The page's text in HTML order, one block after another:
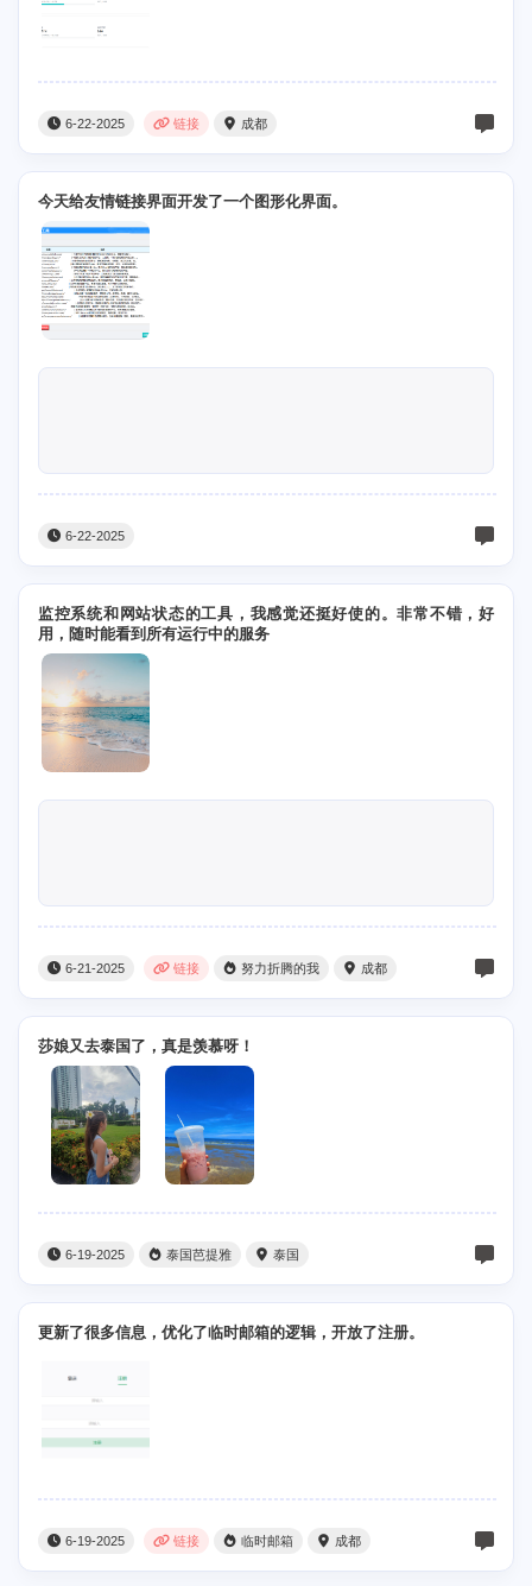
6-22-2025 链接 成都
今天给友情链接界面开发了一个图形化界面。
6-22-2025
监控系统和网站状态的工具，我感觉还挺好使的。非常不错，好
用，随时能看到所有运行中的服务
6-21-2025 链接 努力折腾的我 成都
莎娘又去泰国了，真是羡慕呀！
6-19-2025 泰国芭提雅 泰国
更新了很多信息，优化了临时邮箱的逻辑，开放了注册。
6-19-2025 链接 临时邮箱 成都